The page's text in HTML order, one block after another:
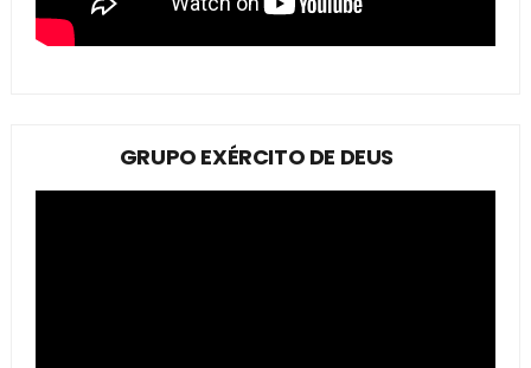
GRUPO EXÉRCITO DE DEUS